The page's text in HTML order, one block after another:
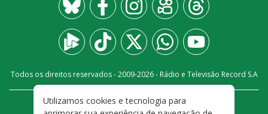
Todos os direitos reservados - 2009-2026- Rádio e Televisão Record S.A
FALE CONOSCO PRIVACIDADE
Utilizamos cookies e tecnologia para